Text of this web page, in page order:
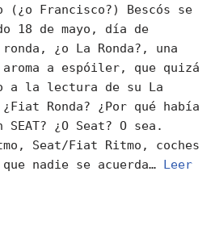
(¿o Francisco?) Bescós se
18 de mayo, día de
¿o La Ronda?, una
a espóiler, que quizá
a la lectura de su La
Ronda? ¿Por qué había
¿O Seat? O sea.
Seat/Fiat Ritmo, coches
nadie se acuerda…
Leer